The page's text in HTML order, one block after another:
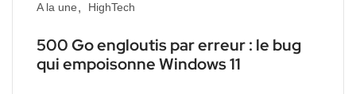
A la une HighTech
500 Go engloutis par erreur : le bug
qui empoisonne Windows 11